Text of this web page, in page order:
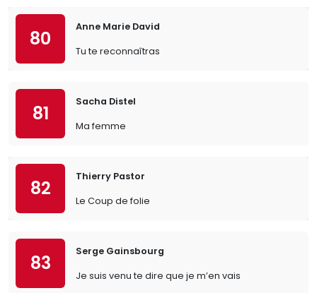
80
Anne Marie David
Tu te reconnaîtras
81
Sacha Distel
Ma femme
82
Thierry Pastor
Le Coup de folie
83
Serge Gainsbourg
Je suis venu te dire que je m’en vais